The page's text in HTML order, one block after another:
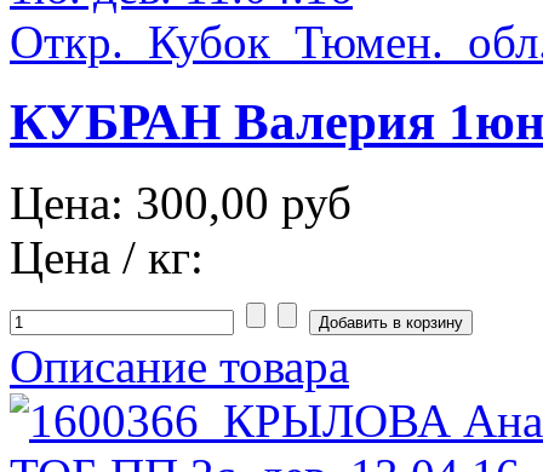
КУБРАН Валерия
Цена: 300,00 руб
Цена / кг:
Описание товара